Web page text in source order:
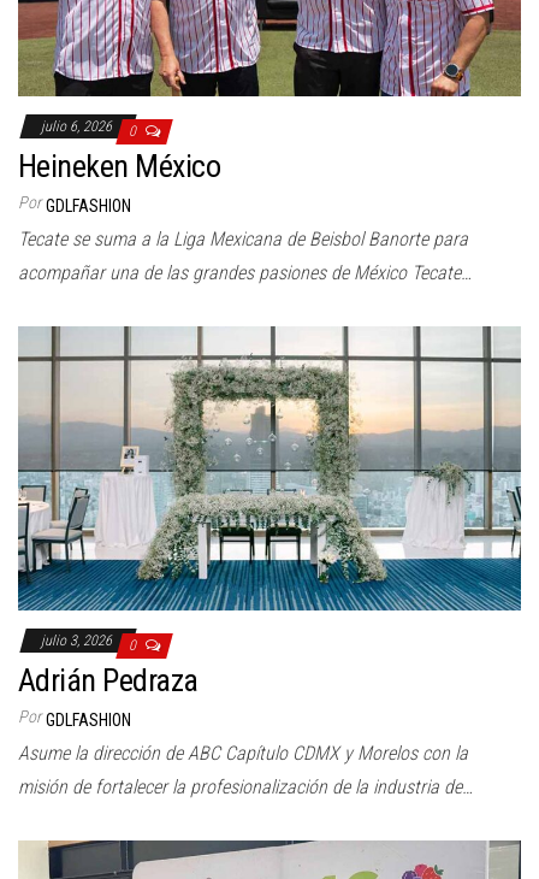
julio 6, 2026 0
Heineken México
Por GDLFASHION
Tecate se suma a la Liga Mexicana de Beisbol Banorte para
acompañar una de las grandes pasiones de México Tecate…
julio 3, 2026 0
Adrián Pedraza
Por GDLFASHION
Asume la dirección de ABC Capítulo CDMX y Morelos con la
misión de fortalecer la profesionalización de la industria de…